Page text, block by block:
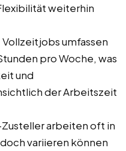
weiterhin
Vollzeitjobs umfassen
pro Woche, was
und
der Arbeitszeit
arbeiten oft in
variieren können